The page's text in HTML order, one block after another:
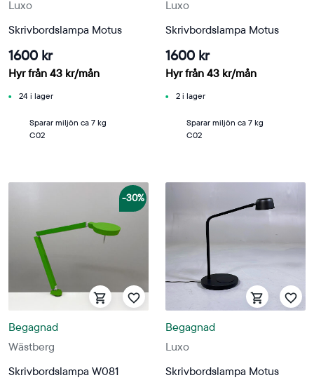
Luxo
Skrivbordslampa Motus
1600 kr
Hyr från 43 kr/mån
24 i lager
Sparar miljön ca 7 kg
C02
Luxo
Skrivbordslampa Motus
1600 kr
Hyr från 43 kr/mån
2 i lager
Sparar miljön ca 7 kg
C02
-30%
Wästberg
Begagnad
Skrivbordslampa W081
Luxo
Begagnad
Skrivbordslampa Motus